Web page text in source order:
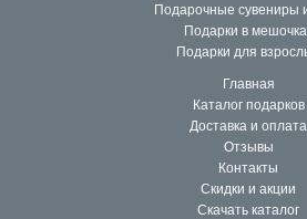
Подарочные сувениры
Подарки в
Подарки для
Главная
Каталог подарков
Доставка и оплата
Отзывы
Контакты
Скидки и акции
Скачать каталог